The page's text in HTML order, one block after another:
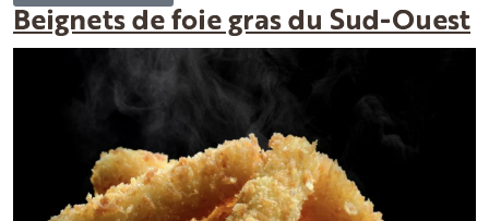
Beignets de foie gras du Sud-Ouest